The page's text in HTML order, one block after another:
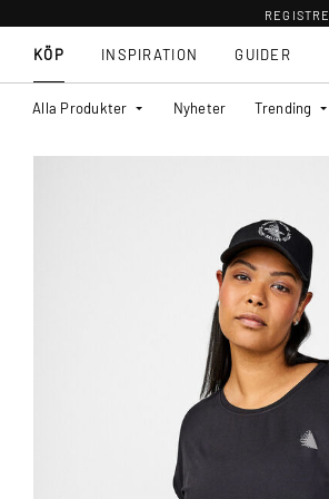
KÖP
Alla Produkter Nyheter Trending
INSPIRATION GUIDER